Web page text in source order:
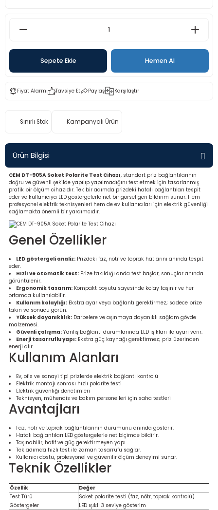
Cihazı
Cihazı
Ölçerler
Sepete Ekle Hemen Al
Fiyat Alarmı Tavsiye Et Paylaş Karşılaştır
Sınırlı Stok Kampanyalı Ürün
Ürün Bilgisi
CEM DT-905A Soket Polarite Test Cihazı, standart priz bağlantılarının
doğru ve güvenli şekilde yapılıp yapılmadığını test etmek için tasarlanmış
pratik bir ölçüm cihazıdır. Tek bir adımda prizdeki hatalı bağlantıları tespit
eder ve kullanıcıya LED göstergelerle net bir görsel geri bildirim sunar. Hem
profesyonel elektrik teknisyenleri hem de ev kullanıcıları için elektrik güvenliği
sağlamakta önemli bir yardımcıdır.
Genel Özellikler
LED göstergeli analiz: Prizdeki faz, nötr ve toprak hatlarını anında tespit
eder.
Hızlı ve otomatik test: Prize takıldığı anda test başlar, sonuçlar anında
görüntülenir.
Ergonomik tasarım: Kompakt boyutu sayesinde kolay taşınır ve her
ortamda kullanılabilir.
Kullanım kolaylığı: Ekstra ayar veya bağlantı gerektirmez; sadece prize
takın ve sonucu görün.
Yüksek dayanıklılık: Darbelere ve aşınmaya dayanıklı sağlam gövde
malzemesi.
Güvenli çalışma: Yanlış bağlantı durumlarında LED ışıkları ile uyarı verir.
Enerji tasarruflu yapı: Ekstra güç kaynağı gerektirmez; priz üzerinden
enerji alır.
Kullanım Alanları
Ev, ofis ve sanayi tipi prizlerde elektrik bağlantı kontrolü
Elektrik montajı sonrası hızlı polarite testi
Elektrik güvenliği denetimleri
Teknisyen, mühendis ve bakım personelleri için saha testleri
Avantajları
Faz, nötr ve toprak bağlantılarının durumunu anında gösterir.
Hatalı bağlantıları LED göstergelerle net biçimde bildirir.
Taşınabilir, hafif ve güç gerektirmeyen yapı.
Tek adımda hızlı test ile zaman tasarrufu sağlar.
Kullanıcı dostu, profesyonel ve güvenilir ölçüm deneyimi sunar.
Teknik Özellikler
Özellik
Değer
Test Türü
Soket polarite testi (faz, nötr, toprak kontrolü)
Göstergeler
LED ışıklı 3 seviye gösterim